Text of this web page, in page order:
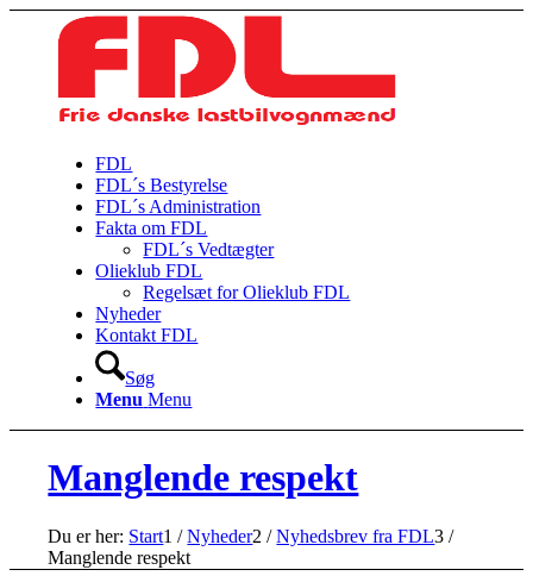
FDL
FDL´s Bestyrelse
FDL´s Administration
Fakta om FDL
FDL´s Vedtægter
Olieklub FDL
Regelsæt for Olieklub FDL
Nyheder
Kontakt FDL
Søg
Menu Menu
Manglende respekt
Du er her: Start1 / Nyheder2 / Nyhedsbrev fra FDL3 /
Manglende respekt